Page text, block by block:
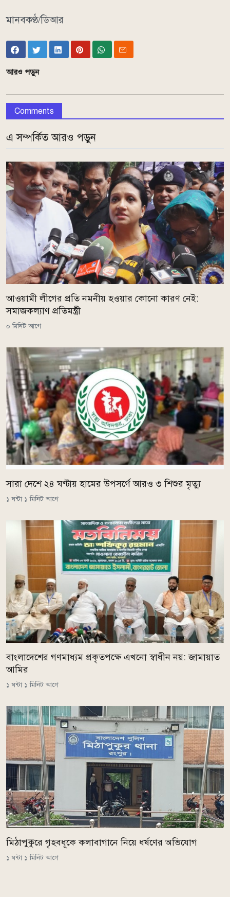
মানবকণ্ঠ/ডিআর
আরও পড়ুন
Comments
এ সম্পর্কিত আরও পড়ুন
আওয়ামী লীগের প্রতি নমনীয় হওয়ার কোনো কারণ নেই:
সমাজকল্যাণ প্রতিমন্ত্রী
০ মিনিট আগে
সারা দেশে ২৪ ঘণ্টায় হামের উপসর্গে আরও ৩ শিশুর মৃত্যু
১ ঘন্টা ১ মিনিট আগে
বাংলাদেশের গণমাধ্যম প্রকৃতপক্ষে এখনো স্বাধীন নয়: জামায়াত
আমির
১ ঘন্টা ১ মিনিট আগে
মিঠাপুকুরে গৃহবধূকে কলাবাগানে নিয়ে ধর্ষণের অভিযোগ
১ ঘন্টা ১ মিনিট আগে